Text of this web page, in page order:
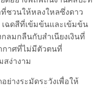
ชวนให้หลงใหลซึ่งดาว
ฉดสีที่เข้มข้นและเข้มข้น
ลมกลืนกับสำเนียงเงินที่
กาศที่ไม่มีตัวตนที่
ง่างาม
ย่างระมัดระวังเพื่อให้